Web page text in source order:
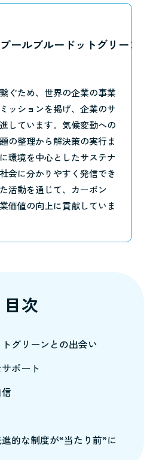
ールブルードットグリーン
ぐため、世界の企業の事業
ッションを掲げ、企業のサ
しています。気候変動への
の整理から解決策の実行ま
環境を中心としたサステナ
会に分かりやすく発信でき
活動を通じて、カーボン
価値の向上に貢献していま
目次
グリーンとの出会い
ポート
的な制度が“当たり前”に